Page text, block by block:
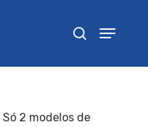
Só 2 modelos de